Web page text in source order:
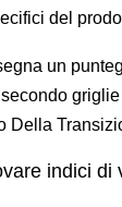
del
un
Della
indici